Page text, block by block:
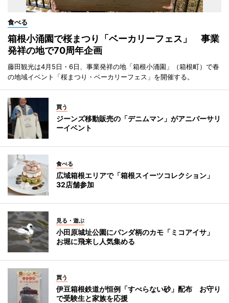
食べる
箱根小涌園で桜まつり「ベーカリーフェス」 事業
発祥の地で70周年企画
藤田観光は4月5日・6日、事業発祥の地「箱根小涌園」（箱根町）で春
の地域イベント「桜まつり・ベーカリーフェス」を開催する。
買う
ジーンズ移動販売の「デニムマン」がアニバーサリ
ーイベント
食べる
広域箱根エリアで「箱根スイーツコレクション」
32店舗参加
見る・遊ぶ
小田原城址公園にパンダ柄のカモ「ミコアイサ」
お堀に飛来し人気集める
買う
伊豆箱根鉄道が恒例「すべらない砂」配布 お守り
で受験生と家族を応援